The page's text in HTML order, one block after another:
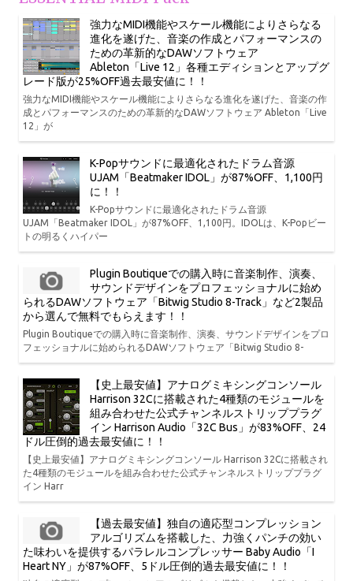
強力なMIDI機能やスケール機能によりさらなる
進化を遂げた、音楽の作成とパフォーマンスの
ための革新的なDAWソフトウェア
Ableton「Live 12」各種エディションとアップグ
レード版が25%OFF過去最安値に！！
強力なMIDI機能やスケール機能によりさらなる進化を遂げた、音楽の作
成とパフォーマンスのための革新的なDAWソフトウェア Ableton「Live
12」が
K-Popサウンドに最適化されたドラム音源
UJAM「Beatmaker IDOL」が87%OFF、1,100円
に！！
K-Popサウンドに最適化されたドラム音源
UJAM「Beatmaker IDOL」が87%OFF、1,100円。IDOLは、K-Popビー
トの明るくハイパー
Plugin Boutiqueでの購入時に音楽制作、演奏、
サウンドデザインをプロフェッショナルに始め
られるDAWソフトウェア「Bitwig Studio 8-Track」など2製品
から選んで無料でもらえます！！
Plugin Boutiqueでの購入時に音楽制作、演奏、サウンドデザインをプロ
フェッショナルに始められるDAWソフトウェア「Bitwig Studio 8-
【史上最安値】アナログミキシングコンソール
Harrison 32Cに搭載された4種類のモジュールを
組み合わせた公式チャンネルストリッププラグ
イン Harrison Audio「32C Bus」が83%OFF、24
ドル圧倒的過去最安値に！！
【史上最安値】アナログミキシングコンソール Harrison 32Cに搭載され
た4種類のモジュールを組み合わせた公式チャンネルストリッププラグ
イン Harr
【過去最安値】独自の適応型コンプレッション
アルゴリズムを搭載した、力強くパンチの効い
た味わいを提供するパラレルコンプレッサー Baby Audio「I
Heart NY」が87%OFF、5ドル圧倒的過去最安値に！！